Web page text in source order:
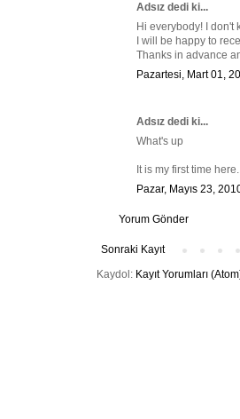
Adsız dedi ki...
Hi everybody! I don't
I will be happy to
Thanks in advance
Pazartesi, Mart 01,
Adsız dedi ki...
What's up
It is my first time
Pazar, Mayıs 23,
Yorum Gönder
Sonraki Kayıt
Kaydol: Kayıt Yorumları